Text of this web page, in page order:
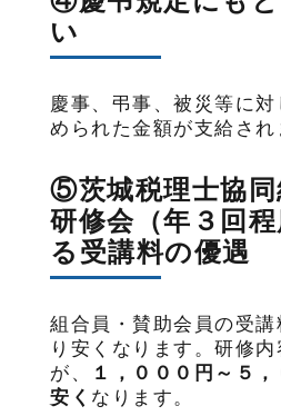
い
慶事、弔事、被災等に
められた金額が支給され
⑤茨城税理士協同
研修会（年３回
る受講料の優遇
組合員・賛助会員の受講
り安くなります。研修
が、
１，０００円～５
安く なります。